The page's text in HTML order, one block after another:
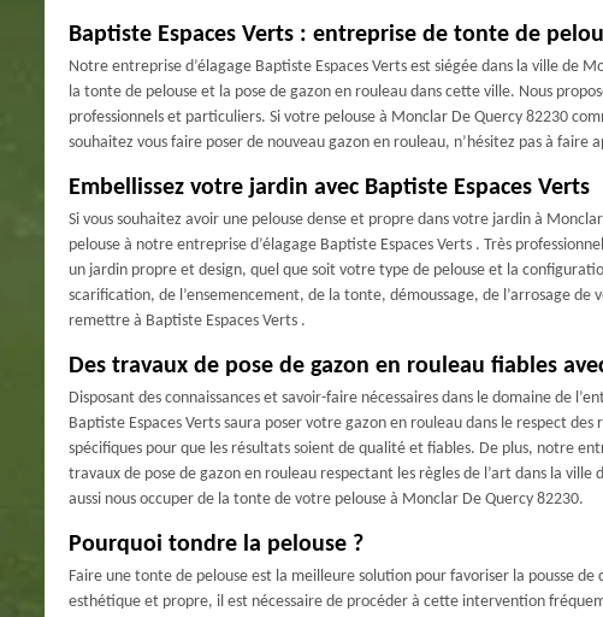
Baptiste Espaces Verts : entreprise de tonte de
Notre entreprise d’élagage Baptiste Espaces Verts est siégée dans la ville de
la tonte de pelouse et la pose de gazon en rouleau dans cette ville. Nous
professionnels et particuliers. Si votre pelouse à Monclar De Quercy 82230
souhaitez vous faire poser de nouveau gazon en rouleau, n’hésitez pas à faire
Embellissez votre jardin avec Baptiste Espaces Verts
Si vous souhaitez avoir une pelouse dense et propre dans votre jardin à
pelouse à notre entreprise d’élagage Baptiste Espaces Verts . Très
un jardin propre et design, quel que soit votre type de pelouse et la
scarification, de l’ensemencement, de la tonte, démoussage, de l’arrosage de
remettre à Baptiste Espaces Verts .
Des travaux de pose de gazon en rouleau fiables
Disposant des connaissances et savoir-faire nécessaires dans le domaine de
Baptiste Espaces Verts saura poser votre gazon en rouleau dans le respect
spécifiques pour que les résultats soient de qualité et fiables. De plus, notre
travaux de pose de gazon en rouleau respectant les règles de l’art dans la
aussi nous occuper de la tonte de votre pelouse à Monclar De Quercy 82230.
Pourquoi tondre la pelouse ?
Faire une tonte de pelouse est la meilleure solution pour favoriser la pousse
esthétique et propre, il est nécessaire de procéder à cette intervention